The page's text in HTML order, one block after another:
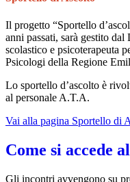
Il progetto “Sportello
anni passati, sarà gestito dal
scolastico e psicoterapeuta
Psicologi della Regione
Lo sportello d’ascolto è
al personale A.T.A.
Vai alla pagina Sportello di
Come si accede
Gli incontri avvengono su